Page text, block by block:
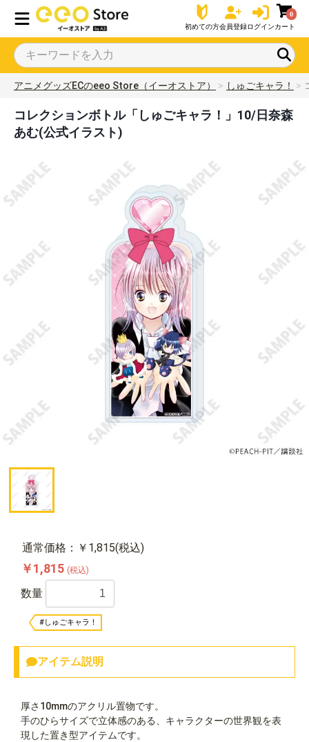
初めての方会員登録ログイン
0
カート
アニメグッズECのeeo Store（イーオストア） しゅごキャラ！
コレクションボトル「しゅごキャラ！」10/日奈森
あむ(公式イラスト)
通常価格：￥1,815(税込)
￥1,815 (税込)
数量
#しゅごキャラ！
アイテム説明
厚さ10mmのアクリル置物です。
手のひらサイズで立体感のある、キャラクターの世界観を表
現した置き型アイテムです。